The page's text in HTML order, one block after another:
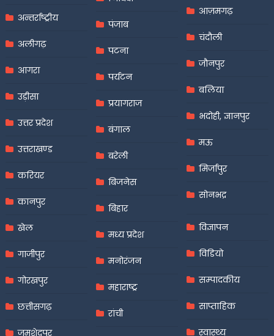
अन्तर्राष्ट्रीय
अलीगढ़
आगरा
उड़ीसा
उत्तर प्रदेश
उत्तराखण्ड
करियर
कानपुर
खेल
गाजीपुर
गोरखपुर
छत्तीसगढ़
जमशेदपुर
पंजाब
पटना
पर्यटन
प्रयागराज
बंगाल
बरेली
बिजनेस
बिहार
मध्य प्रदेश
मनोरंजन
महाराष्ट्र
रांची
आज़मगढ़
चंदौली
जौनपुर
बलिया
भदोही, ज्ञानपुर
मऊ
मिर्जापुर
सोनभद्र
विज्ञापन
विडियो
सम्पादकीय
साप्ताहिक
स्वास्थ्य